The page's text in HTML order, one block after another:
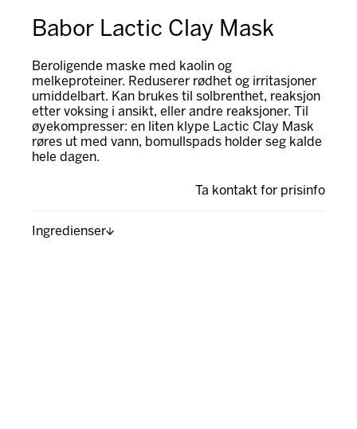
Babor Lactic Clay Mask
Beroligende maske med kaolin og
melkeproteiner. Reduserer rødhet og irritasjoner
umiddelbart. Kan brukes til solbrenthet, reaksjon
etter voksing i ansikt, eller andre reaksjoner. Til
øyekompresser: en liten klype Lactic Clay Mask
røres ut med vann, bomullspads holder seg kalde
hele dagen.
Ta kontakt for prisinfo
Ingredienser